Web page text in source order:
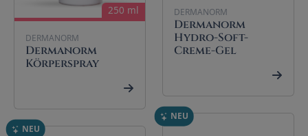
DERMANORM
Dermanorm
Hydro-Soft-
Creme-Gel
250 ml
DERMANORM
Dermanorm
Körperspray
NEU
NEU